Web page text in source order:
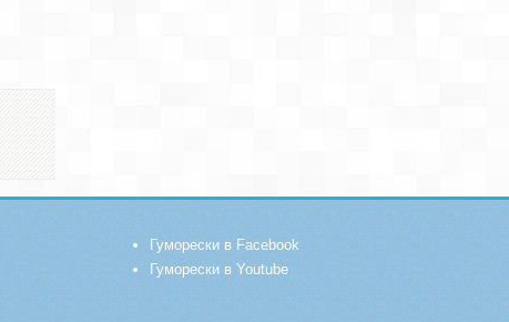
Гуморески в Facebook
Гуморески в Youtube